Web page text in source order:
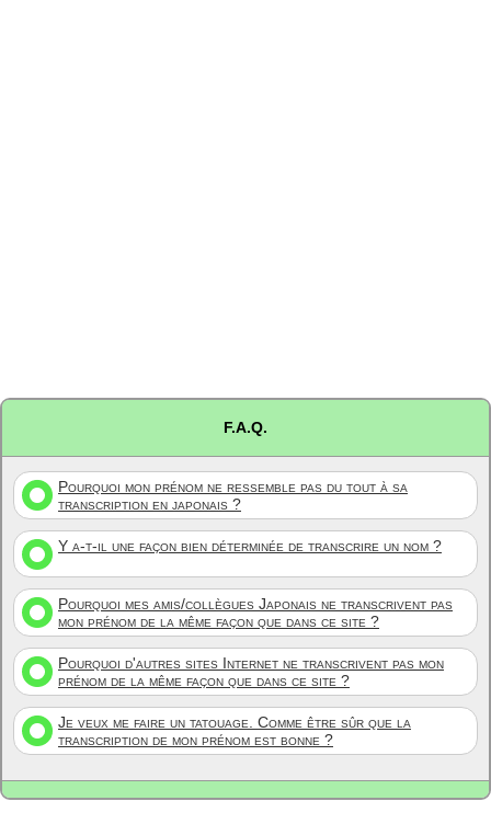
F.A.Q.
Pourquoi mon prénom ne ressemble pas du tout à sa
transcription en japonais ?
Y a-t-il une façon bien déterminée de transcrire un nom ?
Pourquoi mes amis/collègues Japonais ne transcrivent pas
mon prénom de la même façon que dans ce site ?
Pourquoi d'autres sites Internet ne transcrivent pas mon
prénom de la même façon que dans ce site ?
Je veux me faire un tatouage. Comme être sûr que la
transcription de mon prénom est bonne ?